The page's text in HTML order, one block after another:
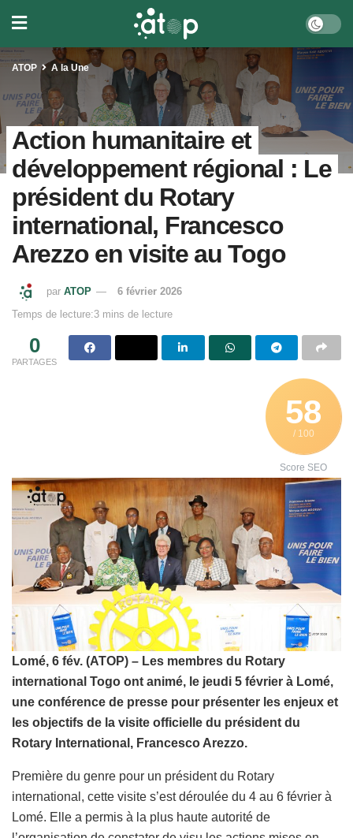
ATOP A la Une
Action humanitaire et
développement régional : Le
président du Rotary
international, Francesco
Arezzo en visite au Togo
par ATOP
6 février 2026
Temps de lecture:3 mins de lecture
0
PARTAGES
58
/ 100
Score SEO
Lomé, 6 fév. (ATOP) – Les membres du Rotary
international Togo ont animé, le jeudi 5 février à Lomé,
une conférence de presse pour présenter les enjeux et
les objectifs de la visite officielle du président du
Rotary International, Francesco Arezzo.
Première du genre pour un président du Rotary
international, cette visite s’est déroulée du 4 au 6 février à
Lomé. Elle a permis à la plus haute autorité de